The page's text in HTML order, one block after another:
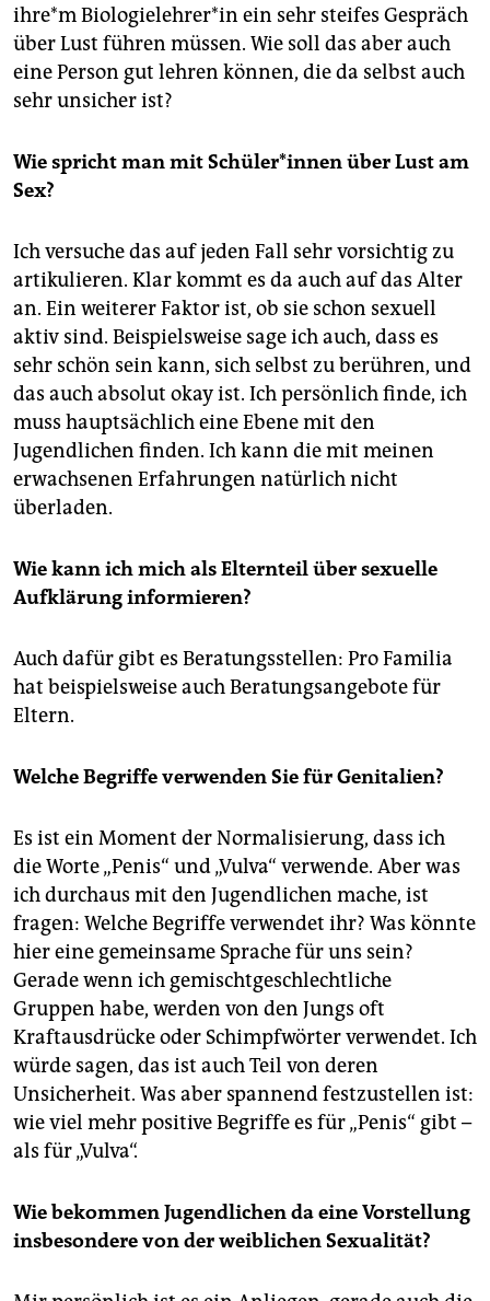
ihre*m Biologielehrer*in ein sehr steifes Gespräch
über Lust führen müssen. Wie soll das aber auch
eine Person gut lehren können, die da selbst auch
sehr unsicher ist?
Wie spricht man mit Schüler*innen über Lust am
Sex?
Ich versuche das auf jeden Fall sehr vorsichtig zu
artikulieren. Klar kommt es da auch auf das Alter
an. Ein weiterer Faktor ist, ob sie schon sexuell
aktiv sind. Beispielsweise sage ich auch, dass es
sehr schön sein kann, sich selbst zu berühren, und
das auch absolut okay ist. Ich persönlich finde, ich
muss hauptsächlich eine Ebene mit den
Jugendlichen finden. Ich kann die mit meinen
erwachsenen Erfahrungen natürlich nicht
überladen.
Wie kann ich mich als Elternteil über sexuelle
Aufklärung informieren?
Auch dafür gibt es Beratungsstellen: Pro Familia
hat beispielsweise auch Beratungsangebote für
Eltern.
Welche Begriffe verwenden Sie für Genitalien?
Es ist ein Moment der Normalisierung, dass ich
die Worte „Penis“ und „Vulva“ verwende. Aber was
ich durchaus mit den Jugendlichen mache, ist
fragen: Welche Begriffe verwendet ihr? Was könnte
hier eine gemeinsame Sprache für uns sein?
Gerade wenn ich gemischtgeschlechtliche
Gruppen habe, werden von den Jungs oft
Kraftausdrücke oder Schimpfwörter verwendet. Ich
würde sagen, das ist auch Teil von deren
Unsicherheit. Was aber spannend festzustellen ist:
wie viel mehr positive Begriffe es für „Penis“ gibt –
als für „Vulva“.
Wie bekommen Jugendlichen da eine Vorstellung
insbesondere von der weiblichen Sexualität?